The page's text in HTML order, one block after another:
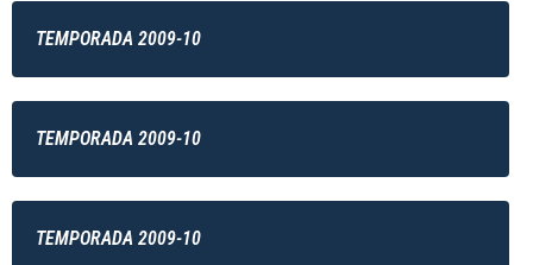
TEMPORADA 2009-10
TEMPORADA 2009-10
TEMPORADA 2009-10